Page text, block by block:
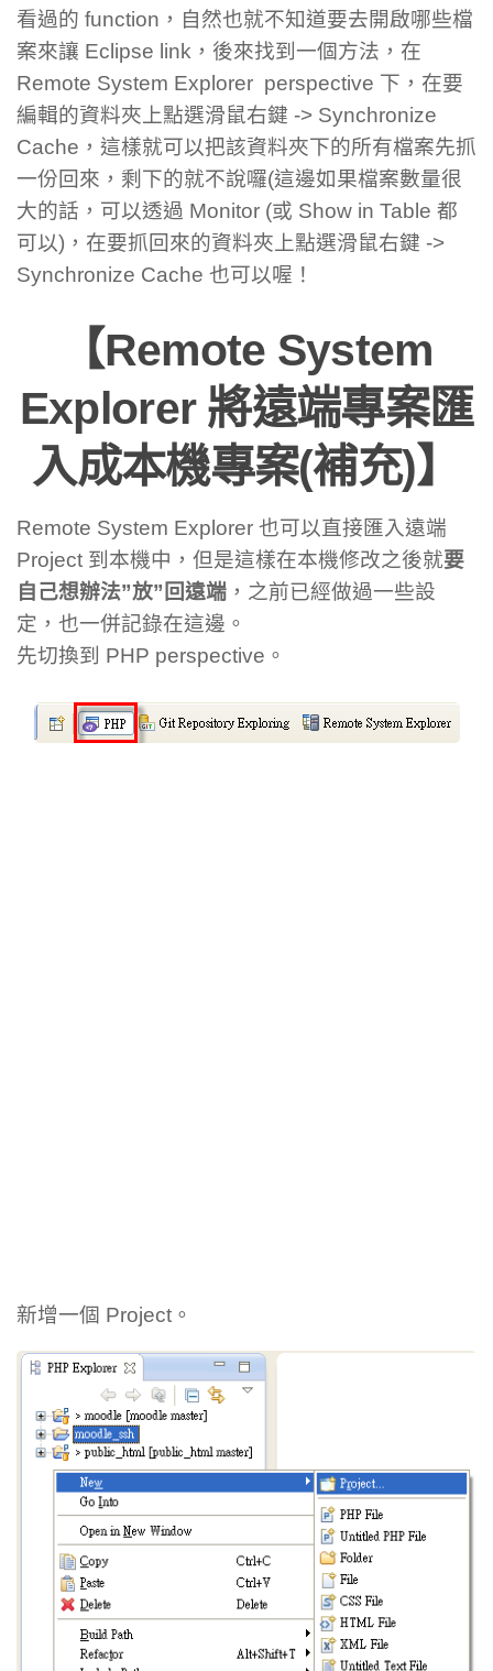
看過的 function，自然也就不知道要去開啟哪些檔
案來讓 Eclipse link，後來找到一個方法，在
Remote System Explorer perspective 下，在要
編輯的資料夾上點選滑鼠右鍵 -> Synchronize
Cache，這樣就可以把該資料夾下的所有檔案先抓
一份回來，剩下的就不說囉(這邊如果檔案數量很
大的話，可以透過 Monitor (或 Show in Table 都
可以)，在要抓回來的資料夾上點選滑鼠右鍵 ->
Synchronize Cache 也可以喔！
【Remote System
Explorer 將遠端專案匯
入成本機專案(補充)】
Remote System Explorer 也可以直接匯入遠端
Project 到本機中，但是這樣在本機修改之後就要
自己想辦法”放”回遠端 ，之前已經做過一些設
定，也一併記錄在這邊。
先切換到 PHP perspective。
新增一個 Project。